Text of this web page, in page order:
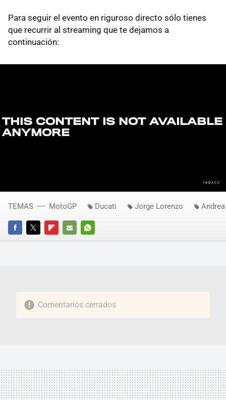
Para seguir el evento en riguroso directo sólo tienes
que recurrir al streaming que te dejamos a
continuación:
FACEBOOKTWITTERFLIPBOARD
E-
WHATSAPP
TEMAS MotoGP Ducati Jorge Lorenzo
Comentarios cerrados